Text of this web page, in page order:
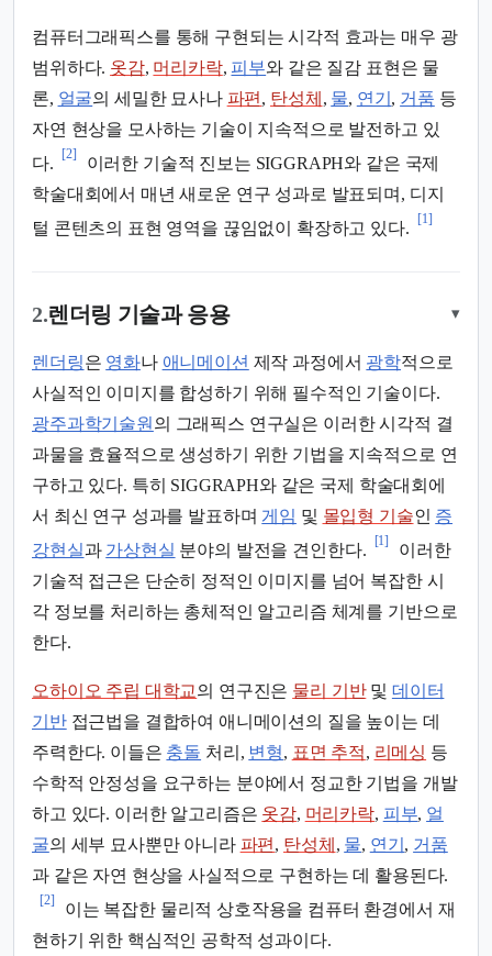
컴퓨터그래픽스를 통해 구현되는 시각적 효과는 매우 광
범위하다. 옷감, 머리카락, 피부와 같은 질감 표현은 물
론, 얼굴의 세밀한 묘사나 파편 , 탄성체 , 물, 연기 , 거품 등
자연 현상을 모사하는 기술이 지속적으로 발전하고 있
다.
[2]
이러한 기술적 진보는 SIGGRAPH와 같은 국제
학술대회에서 매년 새로운 연구 성과로 발표되며, 디지
털 콘텐츠의 표현 영역을 끊임없이 확장하고 있다.
[1]
2.렌더링 기술과 응용 ▾
렌더링은 영화나 애니메이션 제작 과정에서 광학적으로
사실적인 이미지를 합성하기 위해 필수적인 기술이다.
광주과학기술원 의 그래픽스 연구실은 이러한 시각적 결
과물을 효율적으로 생성하기 위한 기법을 지속적으로 연
구하고 있다. 특히 SIGGRAPH와 같은 국제 학술대회에
서 최신 연구 성과를 발표하며 게임 및 몰입형 기술인 증
강현실과 가상현실 분야의 발전을 견인한다.
[1]
이러한
기술적 접근은 단순히 정적인 이미지를 넘어 복잡한 시
각 정보를 처리하는 총체적인 알고리즘 체계를 기반으로
한다.
오하이오 주립 대학교의 연구진은 물리 기반및 데이터
기반접근법을 결합하여 애니메이션의 질을 높이는 데
주력한다. 이들은 충돌 처리, 변형, 표면 추적, 리메싱 등
수학적 안정성을 요구하는 분야에서 정교한 기법을 개발
하고 있다. 이러한 알고리즘은 옷감, 머리카락, 피부, 얼
굴의 세부 묘사뿐만 아니라 파편 , 탄성체 , 물, 연기 , 거품
과 같은 자연 현상을 사실적으로 구현하는 데 활용된다.
[2]
이는 복잡한 물리적 상호작용을 컴퓨터 환경에서 재
현하기 위한 핵심적인 공학적 성과이다.